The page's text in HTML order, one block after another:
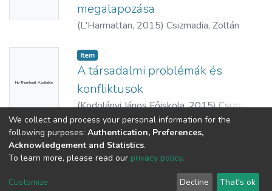
megalapozása
(L'Harmattan, 2015) Csizmadia, Zoltán
No Thumbnail Available
Item
A társadalmi problémák és
konfliktusok
(Kodolányi János Főiskola,2015)Csizmadia,
Zoltán
Show more
Cookie
End User
Send
We collect and process your personal information for the
following purposes: Authentication, Preferences,
Acknowledgement and Statistics.
To learn more, please read our privacy policy.
Customize Decline That's ok